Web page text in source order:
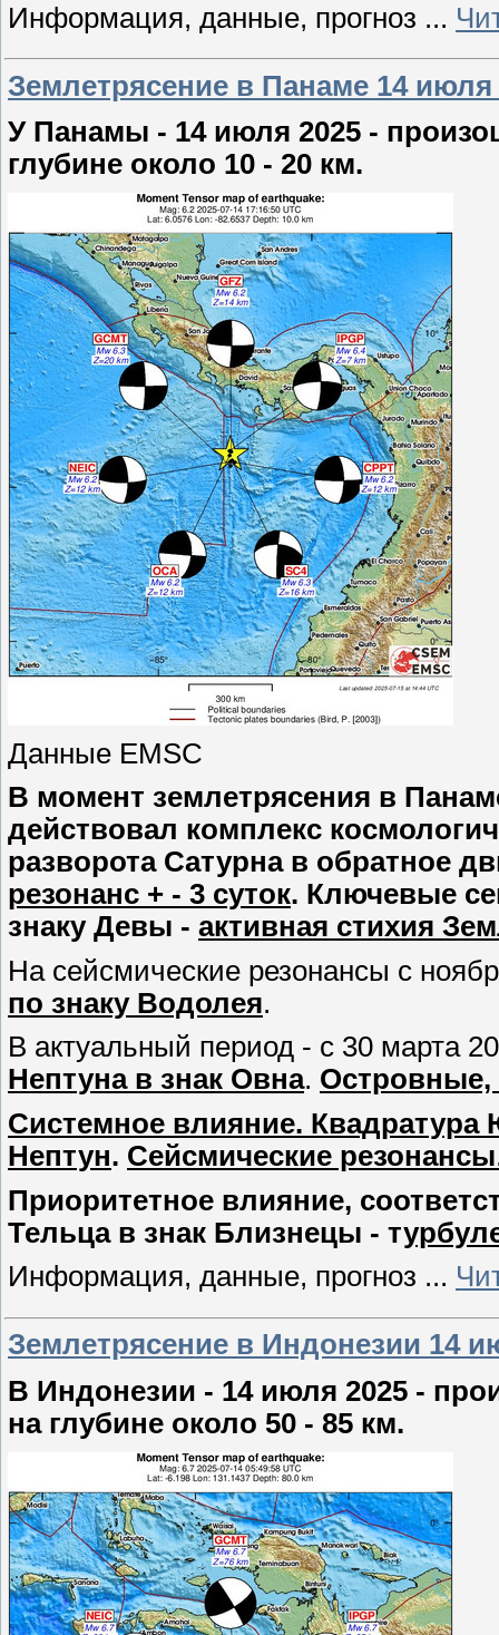
Информация, данные, прогноз ...
Землетрясение в Панаме 14 июля
У Панамы - 14 июля 2025 -
глубине около 10 - 20 км.
Данные EMSC
В момент землетрясения в
действовал комплекс
разворота Сатурна в обратное
резонанс + - 3 суток. Ключевые
знаку Девы - активная стихия
На сейсмические резонансы с
по знаку Водолея.
В актуальный период - с 30 марта
Нептуна в знак Овна. Островные,
Системное влияние. Квадратура
Нептун. Сейсмические резонансы
Приоритетное влияние,
Тельца в знак Близнецы - т
Информация, данные, прогноз ...
Землетрясение в Индонезии 14
В Индонезии - 14 июля 2025 -
на глубине около 50 - 85 км.